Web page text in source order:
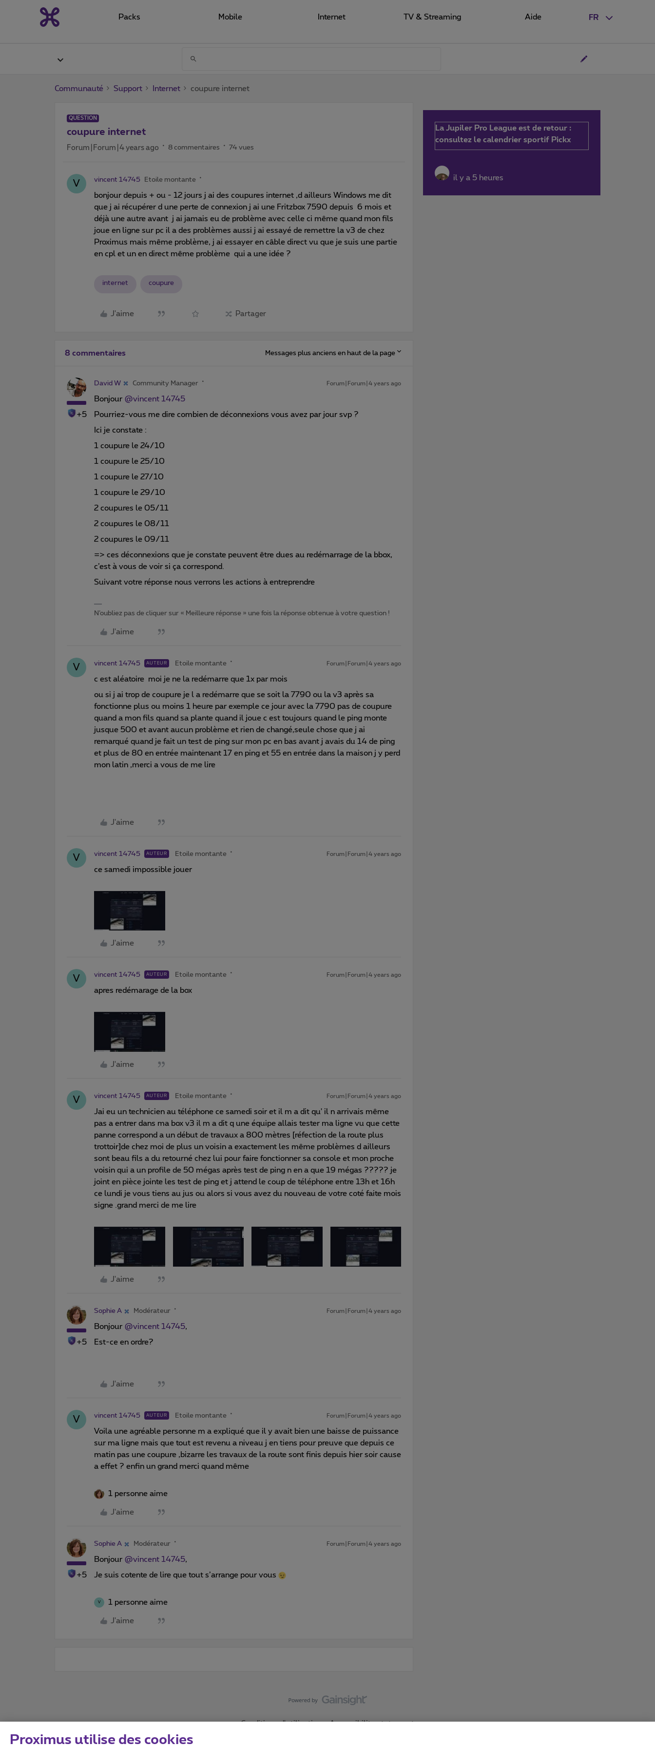
FR
Packs Mobile Internet TV & Streaming Aide
Communauté Support Internet coupure internet
QUESTION
coupure internet
Forum|Forum|4 years ago 8 commentaires 74 vues
V vincent 14745 Etoile montante
bonjour depuis + ou - 12 jours j ai des coupures internet ,d ailleurs Windows me dit
que j ai récupérer d une perte de connexion j ai une Fritzbox 7590 depuis 6 mois et
déjà une autre avant j ai jamais eu de problème avec celle ci même quand mon fils
joue en ligne sur pc il a des problèmes aussi j ai essayé de remettre la v3 de chez
Proximus mais même problème, j ai essayer en câble direct vu que je suis une partie
en cpl et un en direct même problème qui a une idée ?
internet coupure
J'aime Partager
8 commentaires Messages plus anciens en haut de la page
+5
David W Community Manager Forum|Forum|4 years ago
Bonjour @vincent 14745
Pourriez-vous me dire combien de déconnexions vous avez par jour svp ?
Ici je constate :
1 coupure le 24/10
1 coupure le 25/10
1 coupure le 27/10
1 coupure le 29/10
2 coupures le 05/11
2 coupures le 08/11
2 coupures le 09/11
=> ces déconnexions que je constate peuvent être dues au redémarrage de la bbox,
c’est à vous de voir si ça correspond.
Suivant votre réponse nous verrons les actions à entreprendre
N’oubliez pas de cliquer sur « Meilleure réponse » une fois la réponse obtenue à votre question !
J'aime
V vincent 14745 AUTEUR Etoile montante Forum|Forum|4 years ago
c est aléatoire moi je ne la redémarre que 1x par mois
ou si j ai trop de coupure je l a redémarre que se soit la 7790 ou la v3 après sa
fonctionne plus ou moins 1 heure par exemple ce jour avec la 7790 pas de coupure
quand a mon fils quand sa plante quand il joue c est toujours quand le ping monte
jusque 500 et avant aucun problème et rien de changé,seule chose que j ai
remarqué quand je fait un test de ping sur mon pc en bas avant j avais du 14 de ping
et plus de 80 en entrée maintenant 17 en ping et 55 en entrée dans la maison j y perd
mon latin ,merci a vous de me lire
J'aime
V vincent 14745 AUTEUR Etoile montante Forum|Forum|4 years ago
ce samedi impossible jouer
J'aime
V vincent 14745 AUTEUR Etoile montante Forum|Forum|4 years ago
apres redémarage de la box
J'aime
V vincent 14745 AUTEUR Etoile montante Forum|Forum|4 years ago
Jai eu un technicien au téléphone ce samedi soir et il m a dit qu' il n arrivais même
pas a entrer dans ma box v3 il m a dit q une équipe allais tester ma ligne vu que cette
panne correspond a un début de travaux a 800 mètres [réfection de la route plus
trottoir]de chez moi de plus un voisin a exactement les même problèmes d ailleurs
sont beau fils a du retourné chez lui pour faire fonctionner sa console et mon proche
voisin qui a un profile de 50 mégas après test de ping n en a que 19 mégas ????? je
joint en pièce jointe les test de ping et j attend le coup de téléphone entre 13h et 16h
ce lundi je vous tiens au jus ou alors si vous avez du nouveau de votre coté faite mois
signe .grand merci de me lire
J'aime
+5
Sophie A Modérateur Forum|Forum|4 years ago
Bonjour @vincent 14745,
Est-ce en ordre?
J'aime
V vincent 14745 AUTEUR Etoile montante Forum|Forum|4 years ago
Voila une agréable personne m a expliqué que il y avait bien une baisse de puissance
sur ma ligne mais que tout est revenu a niveau j en tiens pour preuve que depuis ce
matin pas une coupure ,bizarre les travaux de la route sont finis depuis hier soir cause
a effet ? enfin un grand merci quand même
1 personne aime
J'aime
+5
Sophie A Modérateur Forum|Forum|4 years ago
Bonjour @vincent 14745,
Je suis cotente de lire que tout s’arrange pour vous
V 1 personne aime
J'aime
La Jupiler Pro League est de retour :
consultez le calendrier sportif Pickx
il y a 5 heures
Conditions d'utilisation Accessibility statement
Proximus utilise des cookies